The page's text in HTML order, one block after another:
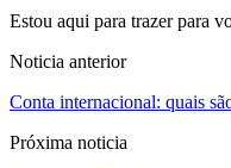
Estou aqui para trazer para
Noticia anterior
Conta internacional: quais
Próxima noticia